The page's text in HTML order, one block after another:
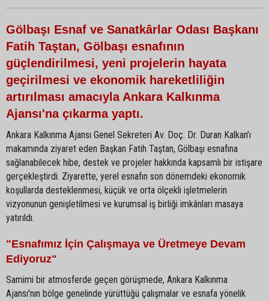
Gölbaşı Esnaf ve Sanatkârlar Odası Başkanı
Fatih Taştan, Gölbaşı esnafının
güçlendirilmesi, yeni projelerin hayata
geçirilmesi ve ekonomik hareketliliğin
artırılması amacıyla Ankara Kalkınma
Ajansı'na çıkarma yaptı.
Ankara Kalkınma Ajansı Genel Sekreteri Av. Doç. Dr. Duran Kalkan’ı
makamında ziyaret eden Başkan Fatih Taştan, Gölbaşı esnafına
sağlanabilecek hibe, destek ve projeler hakkında kapsamlı bir istişare
gerçekleştirdi. Ziyarette, yerel esnafın son dönemdeki ekonomik
koşullarda desteklenmesi, küçük ve orta ölçekli işletmelerin
vizyonunun genişletilmesi ve kurumsal iş birliği imkânları masaya
yatırıldı.
"Esnafımız İçin Çalışmaya ve Üretmeye Devam
Ediyoruz"
Samimi bir atmosferde geçen görüşmede, Ankara Kalkınma
Ajansı'nın bölge genelinde yürüttüğü çalışmalar ve esnafa yönelik